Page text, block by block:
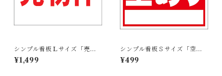
シンプル看板Ｌサイズ「売物
件（余白付）」【不動産】屋
外可
¥1,499
シンプル看板Ｓサイズ「空あ
り（白窓付）」【不動産】屋
外可
¥499